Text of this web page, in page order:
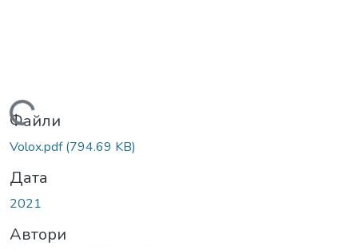
Вантажиться...
Файли
Volox.pdf(794.69 KB)
Дата
2021
Автори